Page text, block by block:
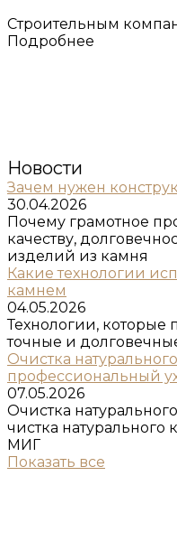
Строительным
Подробнее
Новости
Зачем нужен
30.04.2026
Почему грамотное
качеству,
изделий из камня
Какие технологии
камнем
04.05.2026
Технологии,
точные и
Очистка
профессиональный
07.05.2026
Очистка
чистка натурального
МИГ
Показать все